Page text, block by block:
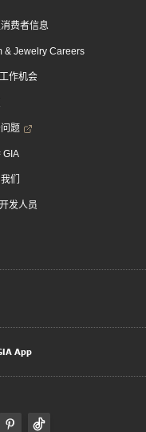
费者信息
& Jewelry Careers
作机会
题
GIA
们
发人员
App